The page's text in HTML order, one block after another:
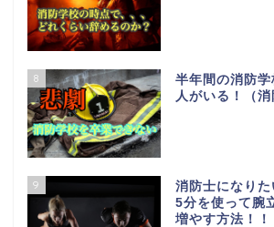
8
半年間の消防
人がいる！（消
9
消防士になり
5分を使って腕
増やす方法！！